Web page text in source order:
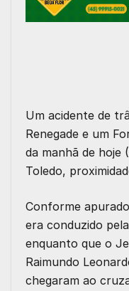
Um acidente de
Renegade e um
da manhã de hoje
Toledo,
Conforme
era conduzido
enquanto que o
Raimundo
chegaram ao